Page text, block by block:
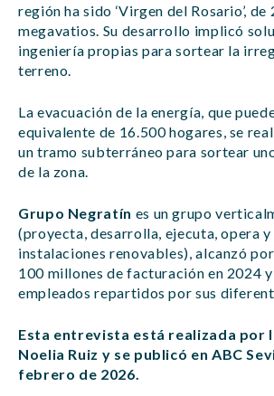
región ha sido ‘Virgen del Rosario’, de
megavatios. Su desarrollo implicó
ingeniería propias para sortear la
terreno.
La evacuación de la energía, que
equivalente de 16.500 hogares, se
un tramo subterráneo para sortear
de la zona.
Grupo Negratín es un grupo
(proyecta, desarrolla, ejecuta, opera y
instalaciones renovables), alcanzó
100 millones de facturación en 2024
empleados repartidos por sus
Esta entrevista está realizada por
Noelia Ruiz y se publicó en ABC
febrero de 2026.